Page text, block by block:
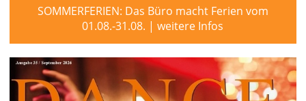
SOMMERFERIEN: Das Büro macht Ferien vom
01.08.-31.08. | weitere Infos